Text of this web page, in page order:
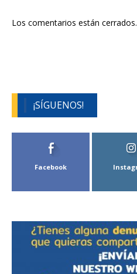
Los comentarios están cerrados.
¡SÍGUENOS!